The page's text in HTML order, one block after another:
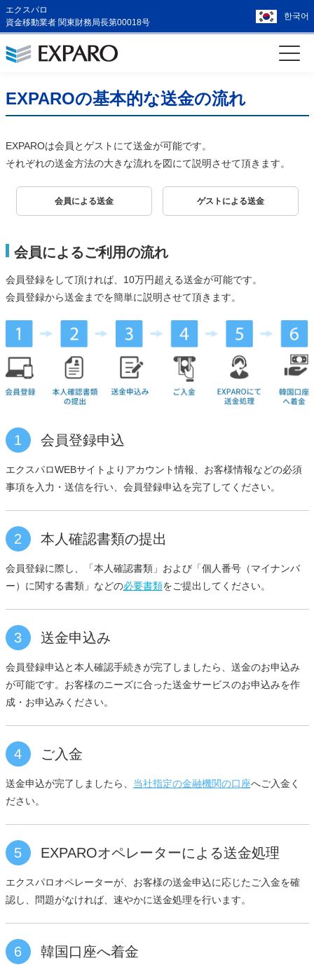
エクスパロ
資金移動業者 関東財務局長第00018号
한국어
EXPAROの基本的な送金の流れ
EXPAROは会員とゲストにて送金が可能です。
それぞれの送金方法の大きな流れを図にて説明させて頂きます。
会員による送金 ゲストによる送金
会員によるご利用の流れ
会員登録をして頂ければ、10万円超える送金が可能です。
会員登録から送金までを簡単に説明させて頂きます。
1 会員登録申込
エクスパロWEBサイトよりアカウント情報、お客様情報などの必須
事項を入力・送信を行い、会員登録申込を完了してください。
2 本人確認書類の提出
会員登録に際し、「本人確認書類」および「個人番号（マイナンバ
ー）に関する書類」などの必要書類をご提出してください。
3 送金申込み
会員登録申込と本人確認手続きが完了しましたら、送金のお申込み
が可能です。お客様のニーズに合った送金サービスのお申込みを作
成・お申込みください。
4 ご入金
送金申込が完了しましたら、 当社指定の金融機関の口座へご入金く
ださい。
5 EXPAROオペレーターによる送金処理
エクスパロオペレーターが、お客様の送金申込に応じたご入金を確
認し、問題がなければ、速やかに送金処理を行います。
6 韓国口座へ着金